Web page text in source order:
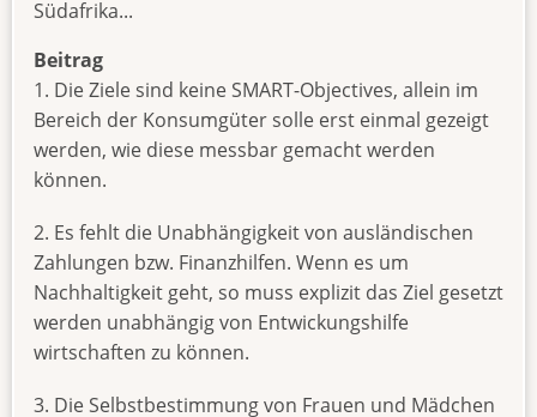
Südafrika...
Beitrag
1. Die Ziele sind keine SMART-Objectives, allein im
Bereich der Konsumgüter solle erst einmal gezeigt
werden, wie diese messbar gemacht werden
können.
2. Es fehlt die Unabhängigkeit von ausländischen
Zahlungen bzw. Finanzhilfen. Wenn es um
Nachhaltigkeit geht, so muss explizit das Ziel gesetzt
werden unabhängig von Entwickungshilfe
wirtschaften zu können.
3. Die Selbstbestimmung von Frauen und Mädchen